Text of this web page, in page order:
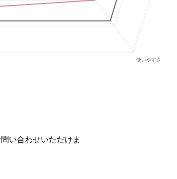
い合わせいただけま